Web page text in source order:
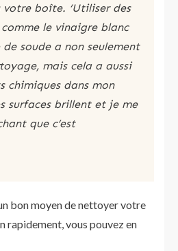
votre boîte. ‘Utiliser des
le vinaigre blanc
soude a non seulement
mais cela a aussi
chimiques dans mon
surfaces brillent et je me
que c’est
bon moyen de nettoyer votre
rapidement, vous pouvez en